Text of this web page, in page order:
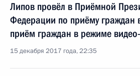
Липов провёл в Приёмной
Федерации по приёму граждан
приём граждан в режиме
15 декабря 2017 года, 22:35